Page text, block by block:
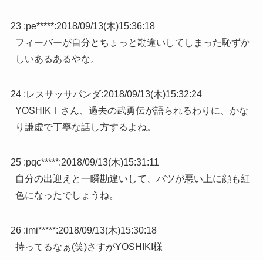
23 :pe*****:2018/09/13(木)15:36:18
フィーバーが自分とちょっと勘違いしてしまった恥ずか
しいあるあるやな。
24 :レスサッサパンダ:2018/09/13(木)15:32:24
YOSHIKＩさん、過去の武勇伝が語られるわりに、かな
り謙虚で丁寧な話し方するよね。
25 :pqc*****:2018/09/13(木)15:31:11
自分の出迎えと一瞬勘違いして、バツが悪い上に顔も紅
色になったでしょうね。
26 :imi*****:2018/09/13(木)15:30:18
持ってるなぁ(笑)さすがYOSHIKI様